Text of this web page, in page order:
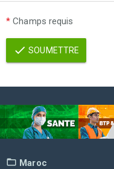
* Champs requis
SOUMETTRE
Maroc